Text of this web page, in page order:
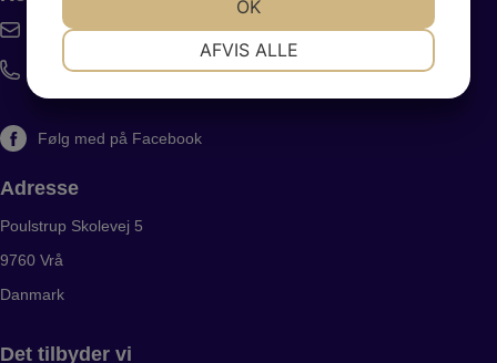
pv81@outlook.dk
+45 52118836
Følg med på Facebook
Adresse
Poulstrup Skolevej 5
9760 Vrå
Danmark
Det tilbyder vi
AFVIS ALLE
OK